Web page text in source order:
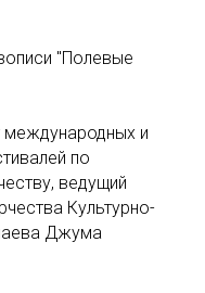
"Полевые
международных и
по
ведущий
Культурно-
Джума